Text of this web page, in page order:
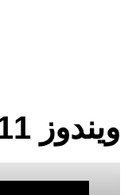
ويندوز 11 - مأرب